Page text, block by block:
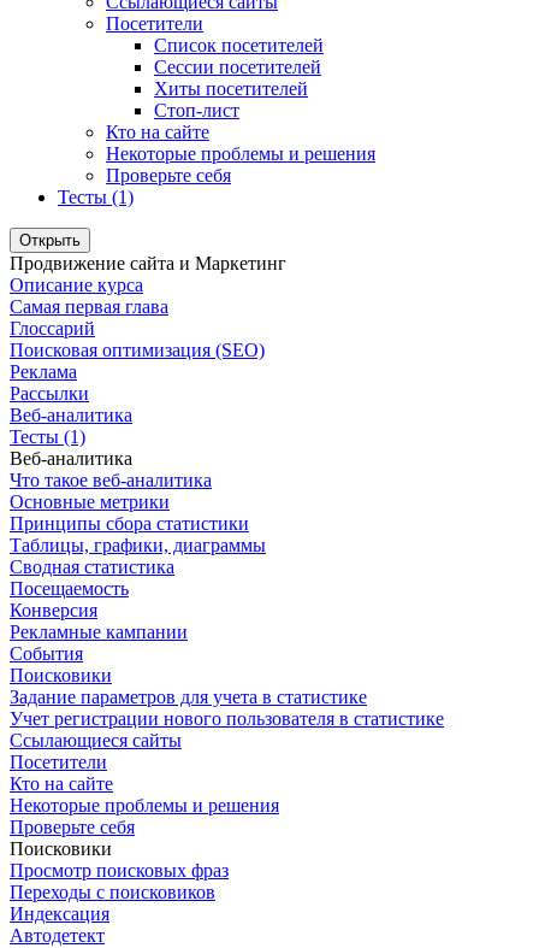
Посетители
Список посетителей
Сессии посетителей
Хиты посетителей
Стоп-лист
Кто на сайте
Некоторые проблемы и решения
Проверьте себя
Тесты (1)
Открыть
Продвижение сайта и Маркетинг
Описание курса
Самая первая глава
Глоссарий
Поисковая оптимизация (SEO)
Реклама
Рассылки
Веб-аналитика
Тесты (1)
Веб-аналитика
Что такое веб-аналитика
Основные метрики
Принципы сбора статистики
Таблицы, графики, диаграммы
Сводная статистика
Посещаемость
Конверсия
Рекламные кампании
События
Поисковики
Задание параметров для учета в статистике
Учет регистрации нового пользователя в статистике
Ссылающиеся сайты
Посетители
Кто на сайте
Некоторые проблемы и решения
Проверьте себя
Поисковики
Просмотр поисковых фраз
Переходы с поисковиков
Индексация
Автодетект